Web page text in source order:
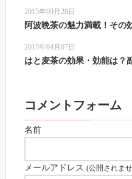
2015年09月28日
阿波晩茶の魅力満載！その
2015年04月07日
はと麦茶の効果・効能は？
コメントフォーム
名前
メールアドレス (公開されま